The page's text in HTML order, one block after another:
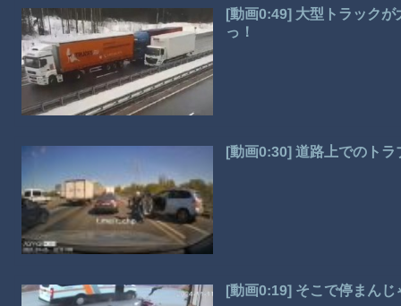
[動画0:49] 大型トラック
っ！
[動画0:30] 道路上でのト
[動画0:19] そこで停まんじ